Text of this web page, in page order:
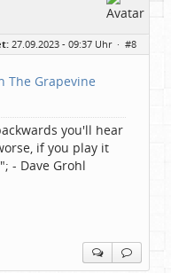
27.09.2023 - 09:37 Uhr · #8
The Grapevine
you'll hear
if you play it
- Dave Grohl